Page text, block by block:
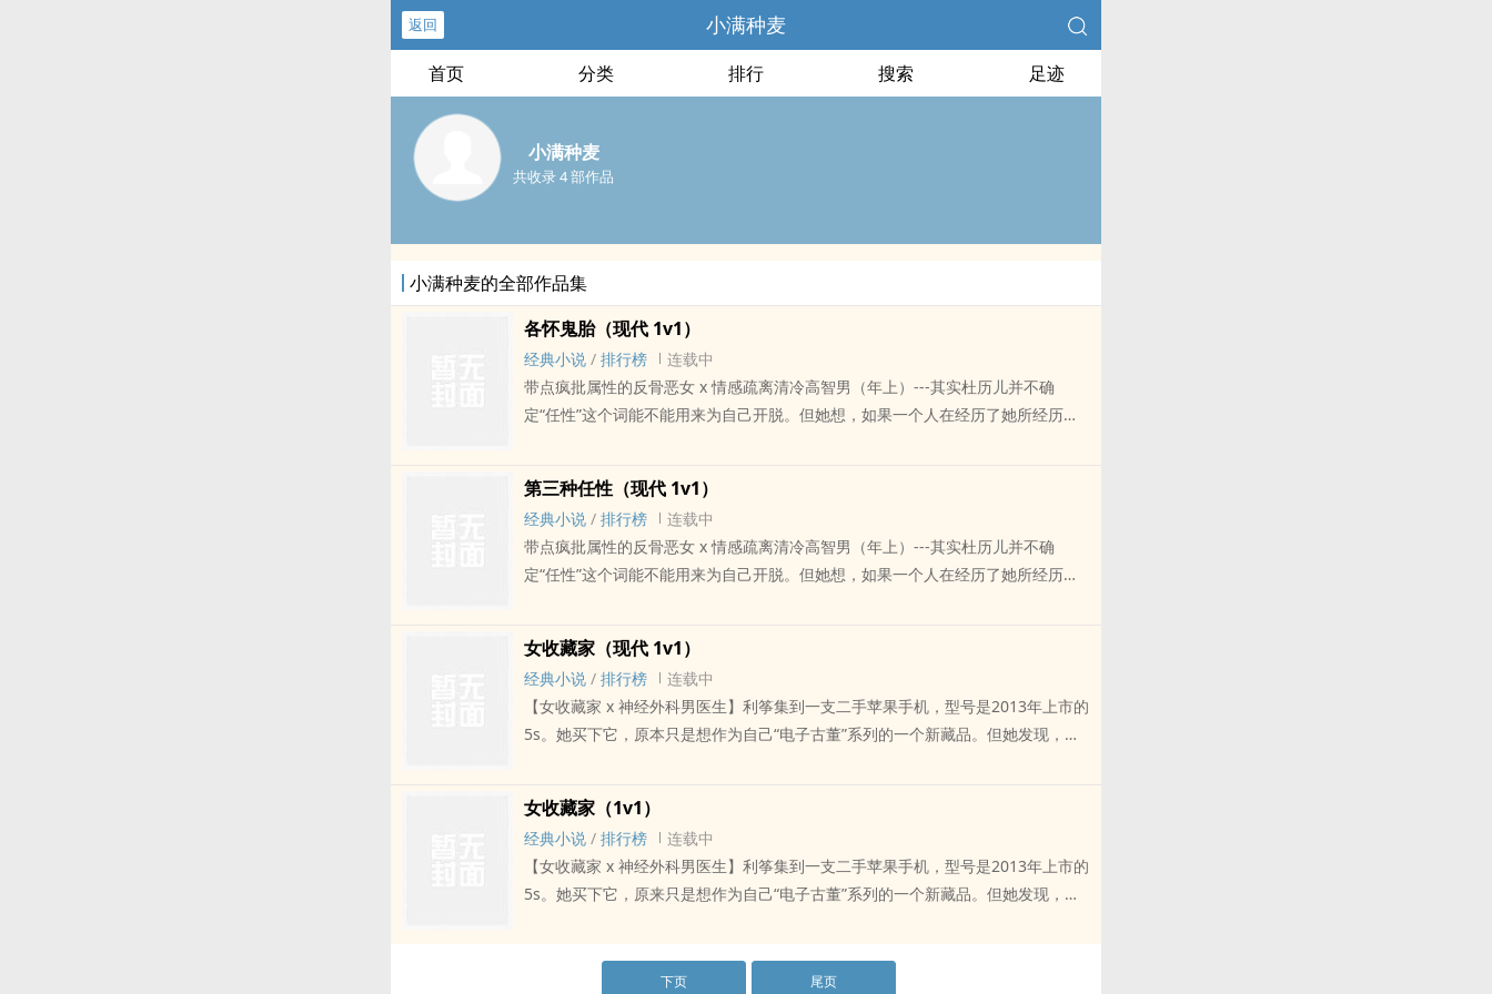
返回 小满种麦
首页 分类 排行 搜索 足迹
小满种麦
共收录 4 部作品
小满种麦的全部作品集
各怀鬼胎（现代 1v1）
经典小说 / 排行榜
连载中
带点疯批属性的反骨恶女 x 情感疏离清冷高智男（年上）---其实杜历儿并不确
定“任性”这个词能不能用来为自己开脱。但她想，如果一个人在经历了她所经历的
起吃饭。杜历儿拿筷子指指他，再指指自己：“这样，算是约会的噢。”“是吗。”林屹
眼也不抬，“那你算出轨吗。”再后来杜历儿才明白任性其实有三种形式。最后一种
是明知不可而为之。只是她一直不知道——所谓“不可”，到底是谁在说。---每300
收/珠加更PS.原名《第三种任性》过程非1v1女非C，男C（他C有他C的道理，反正
会参考全文严肃手搓。正版仅在PO18，谢绝任何形式的盗版已完结作品《女收藏
家》，点此直达
第三种任性（现代 1v1）
经典小说 / 排行榜
连载中
带点疯批属性的反骨恶女 x 情感疏离清冷高智男（年上）---其实杜历儿并不确
定“任性”这个词能不能用来为自己开脱。但她想，如果一个人在经历了她所经历的
起去吃饭。杜历儿拿筷子先指指他，再指指自己：“这样，算是约会的噢。”“是吗。
那你算出轨吗。”再后来杜历儿才明白任性其实有三种形式。最后一种是明知不可而
为之。只是她一直不知道——所谓“不可”，到底是谁在说。---下一次加更 >>>?300
珠珠一周尽量六更，周一不更。晚22:00左右更新过程非1v1，雷点中高的朋友入股
PO18，谢绝任何形式的盗版已完结作品《女收藏家》，点此直达
女收藏家（现代 1v1）
经典小说 / 排行榜
连载中
【女收藏家 x 神经外科男医生】利筝集到一支二手苹果手机，型号是2013年上市的
5s。她买下它，原本只是想作为自己“电子古董”系列的一个新藏品。但她发现，
页褶皱的地方，尺骨凸出处有一颗小黑点。她滑动屏幕，更多照片呈现出来——医
学会的现场、晚间医院走廊、脑补MRI扫描片、浴室盥洗台上男女交叠的手......“神
经外科医生...”她放大那张特写，声音又轻又哑：“他的手一定很稳。”排雷：双非c，
有男女主和其他人do的正/侧面描写，慎入！女主有一丢丢病态啦...周二至周日，每
们爱我）不用打赏我！币留着看书！啵啵！文章都大修啦，更上一层楼了！ps.由于
我带来的困扰，今晚先一次性更到第13章，之后周四至周日每天更两章，直到更到
女收藏家（1v1）
经典小说 / 排行榜
连载中
【女收藏家 x 神经外科男医生】利筝集到一支二手苹果手机，型号是2013年上市的
5s。她买下它，原来只是想作为自己“电子古董”系列的一个新藏品。但她发现，
历褶皱的地方，腕骨凸出处有一颗小黑点。她划动屏幕，更多照片呈现出来——医
下页 尾页